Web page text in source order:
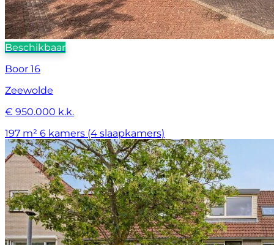
Beschikbaar
Boor 16
Zeewolde
€ 950.000 k.k.
197 m² 6 kamers (4 slaapkamers)